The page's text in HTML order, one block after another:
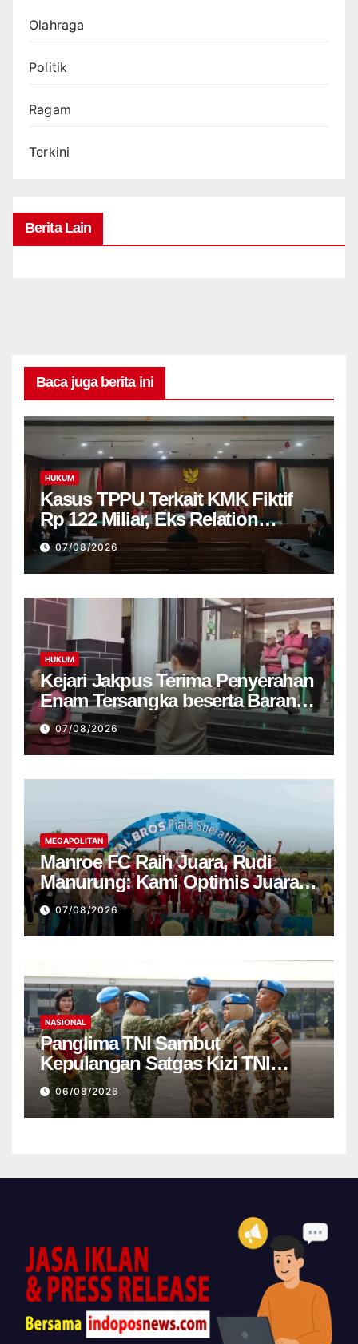
Olahraga
Politik
Ragam
Terkini
Berita Lain
Baca juga berita ini
HUKUM
Kasus TPPU Terkait KMK Fiktif
Rp 122 Miliar, Eks Relation
Manajer Bank di Tuntut 8 Tahun
Penjara
07/08/2026
HUKUM
Kejari Jakpus Terima Penyerahan
Enam Tersangka beserta Barang
Bukti Terkait Kasus Korupsi Tata
Kelola Pertamina
07/08/2026
MEGAPOLITAN
Manroe FC Raih Juara, Rudi
Manurung: Kami Optimis Juara
Nasional
07/08/2026
NASIONAL
Panglima TNI Sambut
Kepulangan Satgas Kizi TNI
Kontingen Garuda XX-V
MONUSCO
06/08/2026